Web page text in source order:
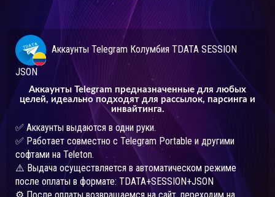
Аккаунты Telegram Колумбия TDATA SESSION
JSON
Аккаунты Telegram предназначенные для любых
целей, идеально подходят для рассылок, парсинга и
инвайтинга.
✅ Аккаунты выдаются в одни руки.
✅ Работает совместно с Telegram Portable и другими
софтами на Teleton.
⚠️ Выдача осуществляется в автоматическом режиме
после оплаты в формате: TDATA+SESSION+JSON
⚙️ После оплаты возвращаемся на сайт, переходим на